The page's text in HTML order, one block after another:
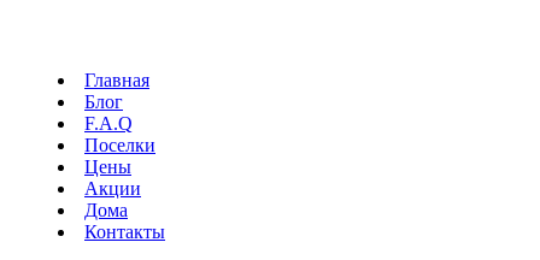
Главная
Блог
F.A.Q
Поселки
Цены
Акции
Дома
Контакты